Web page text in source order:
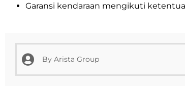
Garansi kendaraan mengikuti
By Arista Group